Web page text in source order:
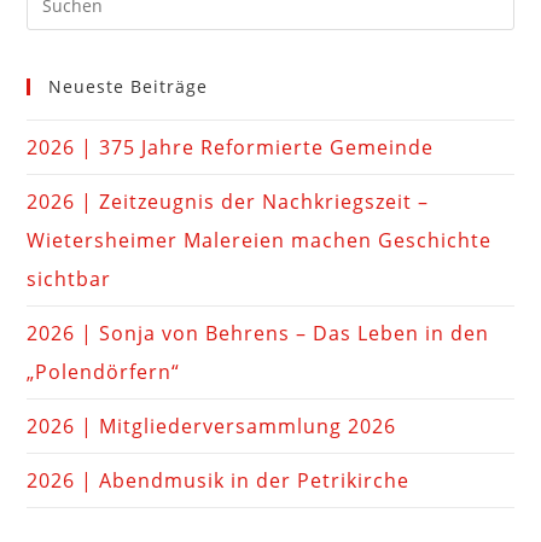
Neueste Beiträge
2026 | 375 Jahre Reformierte Gemeinde
2026 | Zeitzeugnis der Nachkriegszeit –
Wietersheimer Malereien machen Geschichte
sichtbar
2026 | Sonja von Behrens – Das Leben in den
„Polendörfern“
2026 | Mitgliederversammlung 2026
2026 | Abendmusik in der Petrikirche